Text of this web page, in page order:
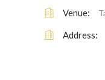
Venue:
Address: